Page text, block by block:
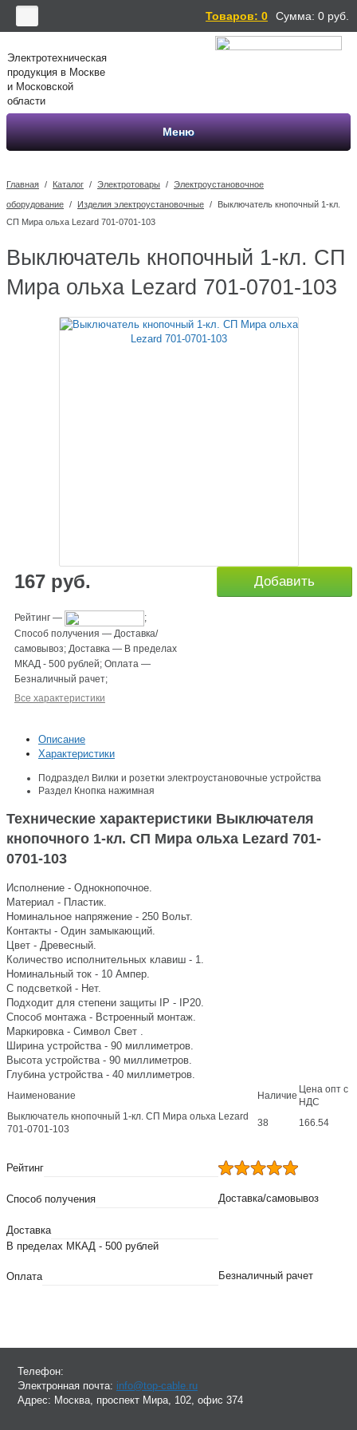
Товаров: 0 Сумма: 0 руб.
Электротехническая
продукция в Москве
и Московской
области
Меню
Главная / Каталог / Электротовары / Электроустановочное
оборудование / Изделия электроустановочные /
Выключатель кнопочный 1-кл.
СП Мира ольха Lezard 701-0701-103
Выключатель кнопочный 1-кл. СП
Мира ольха Lezard 701-0701-103
167 руб.
Рейтинг —
;
Способ получения — Доставка/
самовывоз; Доставка — В пределах
МКАД - 500 рублей; Оплата —
Безналичный рачет;
Все характеристики
Добавить
Описание
Характеристики
Подраздел Вилки и розетки электроустановочные устройства
Раздел Кнопка нажимная
Технические характеристики Выключателя
кнопочного 1-кл. СП Мира ольха Lezard 701-
0701-103
Исполнение - Однокнопочное.
Материал - Пластик.
Номинальное напряжение - 250 Вольт.
Контакты - Один замыкающий.
Цвет - Древесный.
Количество исполнительных клавиш - 1.
Номинальный ток - 10 Ампер.
С подсветкой - Нет.
Подходит для степени защиты IP - IP20.
Способ монтажа - Встроенный монтаж.
Маркировка - Символ Свет .
Ширина устройства - 90 миллиметров.
Высота устройства - 90 миллиметров.
Глубина устройства - 40 миллиметров.
Наименование Наличие
Цена опт с
НДС
Выключатель кнопочный 1-кл. СП Мира ольха Lezard
701-0701-103
38 166.54
Рейтинг
Способ получения Доставка/самовывоз
Доставка
В пределах МКАД - 500 рублей
Оплата Безналичный рачет
Телефон:
Электронная почта: info@top-cable.ru
Адрес: Москва, проспект Мира, 102, офис 374